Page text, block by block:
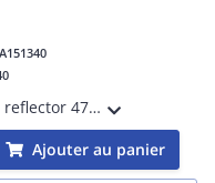
R4 = Prismatic reflector 47x 47 mm - plastic support 51.5 x 61 mm
Ajouter au panier